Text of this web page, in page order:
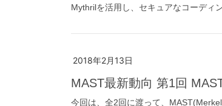
Mythrilを活用し、セキュアなコーディ
2018年2月13日
MAST最新動向 第1回
今回は、全2回に渡って、